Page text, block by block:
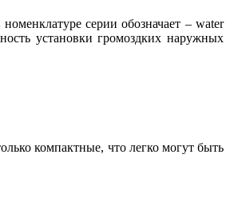
серии обозначает – water
установки громоздких наружных
компактные, что легко могут быть